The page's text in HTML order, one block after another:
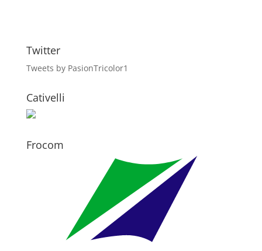
Twitter
Tweets by PasionTricolor1
Cativelli
Frocom